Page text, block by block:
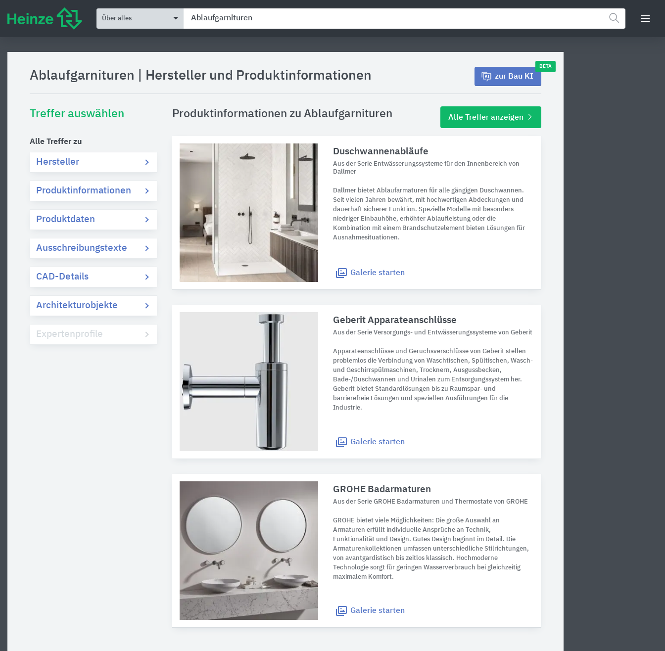
Über alles
Ablaufgarnituren Hersteller und Produktinformationen zur Bau KI
BETA
Treffer auswählen
Alle Treffer zu
Hersteller
Produktinformationen
Produktdaten
Ausschreibungstexte
CAD-Details
Architekturobjekte
Expertenprofile
Produktinformationen zu Ablaufgarnituren Alle Treffer anzeigen
Duschwannenabläufe
Aus der Serie Entwässerungssysteme für den Innenbereich von
Dallmer
Dallmer bietet Ablaufarmaturen für alle gängigen Duschwannen.
Seit vielen Jahren bewährt, mit hochwertigen Abdeckungen und
dauerhaft sicherer Funktion. Spezielle Modelle mit besonders
niedriger Einbauhöhe, erhöhter Ablaufleistung oder die
Kombination mit einem Brandschutzelement bieten Lösungen für
Ausnahmesituationen.
Galerie starten
Geberit Apparateanschlüsse
Aus der Serie Versorgungs- und Entwässerungssysteme von Geberit
Apparateanschlüsse und Geruchsverschlüsse von Geberit stellen
problemlos die Verbindung von Waschtischen, Spültischen, Wasch-
und Geschirrspülmaschinen, Trocknern, Ausgussbecken,
Bade-/Duschwannen und Urinalen zum Entsorgungssystem her.
Geberit bietet Standardlösungen bis zu Raumspar- und
barrierefreie Lösungen und speziellen Ausführungen für die
Industrie.
Galerie starten
GROHE Badarmaturen
Aus der Serie GROHE Badarmaturen und Thermostate von GROHE
GROHE bietet viele Möglichkeiten: Die große Auswahl an
Armaturen erfüllt individuelle Ansprüche an Technik,
Funktionalität und Design. Gutes Design beginnt im Detail. Die
Armaturenkollektionen umfassen unterschiedliche Stilrichtungen,
von avantgardistisch bis zeitlos klassisch. Hochmoderne
Technologie sorgt für geringen Wasserverbrauch bei gleichzeitig
maximalem Komfort.
Galerie starten